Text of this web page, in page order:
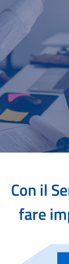
Con il
fare